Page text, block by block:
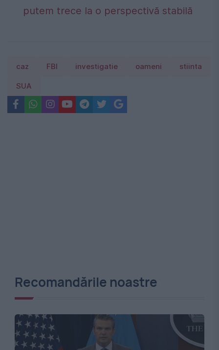
putem trece la o perspectivă stabilă
caz FBI investigatie oameni stiinta
SUA
Recomandările noastre